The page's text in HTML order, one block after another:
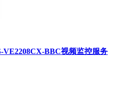
VE2208CX-BBC视频监控服务